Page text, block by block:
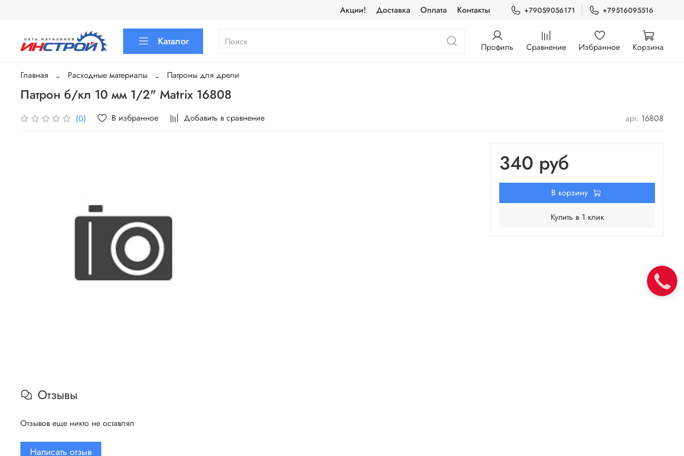
Акции! Доставка Оплата Контакты +79059056171 +79516095516
Каталог Профиль Сравнение Избранное Корзина
Главная Расходные материалы Патроны для дрели
Патрон б/кл 10 мм 1/2" Matrix 16808
(0) В избранное Добавить в сравнение арт. 16808
340 руб
В корзину
Купить в 1 клик
Отзывы
Отзывов еще никто не оставлял
Написать отзыв